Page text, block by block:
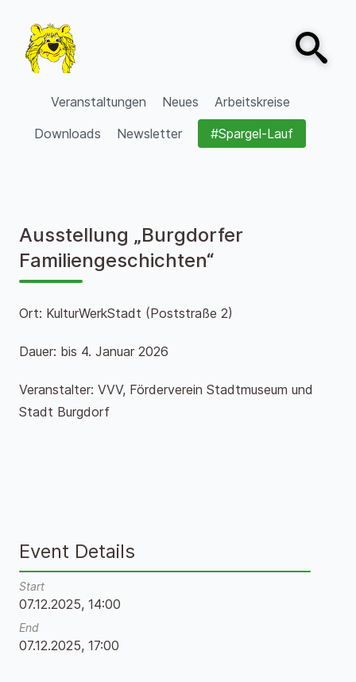
VVV Burgdorf
Veranstaltungen Neues
Arbeitskreise
Downloads
Newsletter #Spargel-Lauf
Open
Ausstellung „Burgdorfer
Familiengeschichten“
Ort: KulturWerkStadt (Poststraße 2)
Dauer: bis 4. Januar 2026
Veranstalter: VVV, Förderverein Stadtmuseum und
Stadt Burgdorf
Event Details
Start
07.12.2025, 14:00
End
07.12.2025, 17:00